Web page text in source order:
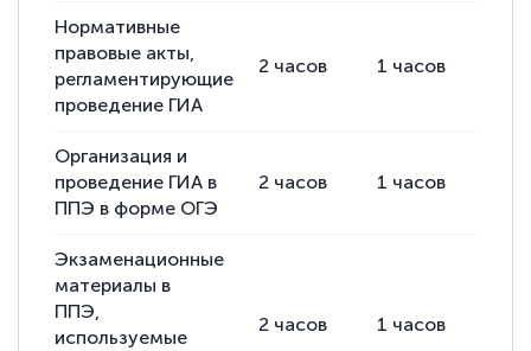
полезных материалов помогли
подготовиться к тестированию. Это
книги, методические рекомендации,
статьи. Времени на подготовку
достаточно. Курс помогает пройти
аттестацию в школе. Спасибо!
Евгения Коротких
Знаток города 2 уровня
Нормативные
правовые акты,
регламентирующие
проведение ГИА
2 часов 1 часов
Организация и
проведение ГИА в
ППЭ в форме ОГЭ
2 часов 1 часов
Экзаменационные
материалы в
ППЭ,
используемые
2 часов 1 часов